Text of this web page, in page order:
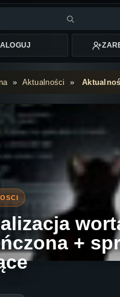
» Aktualności »
+